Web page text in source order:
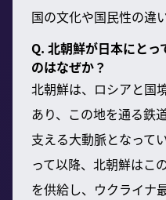
国の文化や国民性の違
Q. 北朝鮮が日本にとっ
のはなぜか？
北朝鮮は、ロシアと国
あり、この地を通る鉄
支える大動脈となって
って以降、北朝鮮はこ
を供給し、ウクライナ